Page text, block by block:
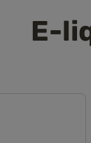
E-